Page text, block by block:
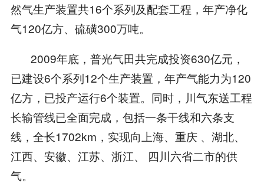
然气生产装置共16个系列及配套工程，年产净化
气120亿方、硫磺300万吨。
2009年底，普光气田共完成投资630亿元，
已建设6个系列12个生产装置，年产气能力为120
亿方，已投产运行6个装置。同时，川气东送工程
长输管线已全面完成，包括一条干线和六条支
线，全长1702km，实现向上海、重庆 、湖北、
江西、安徽、江苏、浙江、 四川六省二市的供
气。